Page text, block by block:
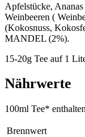
Apfelstücke,
Weinbeeren (
(Kokosnuss,
MANDEL (2%).
15-20g Tee auf 1
Nährwerte
100ml Tee*
Brennwert